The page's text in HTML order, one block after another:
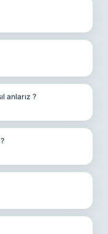
anlarız ?